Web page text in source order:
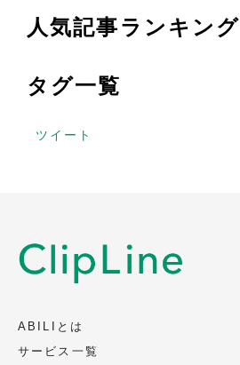
人気記事ランキング
タグ一覧
ツイート
ABILIとは
サービス一覧